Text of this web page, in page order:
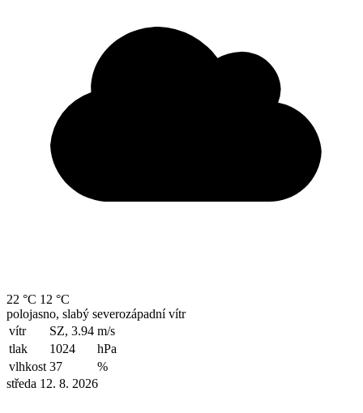
22 °C 12 °C
polojasno, slabý severozápadní vítr
vítr
SZ, 3.94 m/s
tlak
1024
hPa
vlhkost 37
%
středa 12. 8. 2026